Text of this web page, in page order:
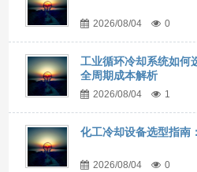
2026/08/04 0
工业循环冷却系统如何
全周期成本解析
2026/08/04 1
化工冷却设备选型指南
2026/08/04 0